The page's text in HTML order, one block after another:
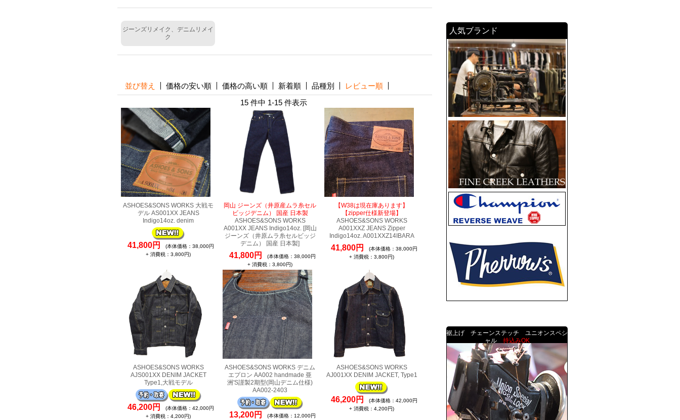
ジーンズリメイク、デニムリメイ
ク
並び替え 価格の安い順 価格の高い順 新着順 品種別
レビュー順
15 件中 1-15 件表示
ASHOES&SONS WORKS 大戦モ
デル AS001XX JEANS
Indigo14oz. denim
41,800円
(本体価格：38,000円
+ 消費税：3,800円)
岡山 ジーンズ（井原産ムラ糸セル
ビッジデニム） 国産 日本製
ASHOES&SONS WORKS
A001XX JEANS Indigo14oz. [岡山
ジーンズ（井原ムラ糸セルビッジ
デニム） 国産 日本製]
41,800円
(本体価格：38,000円
+ 消費税：3,800円)
【W38は現在庫あります】
【zipper仕様新登場】
ASHOES&SONS WORKS
A001XXZ JEANS Zipper
Indigo14oz. A001XXZ14IBARA
41,800円
(本体価格：38,000円
+ 消費税：3,800円)
ASHOES&SONS WORKS
AJS001XX DENIM JACKET
Type1,大戦モデル
46,200円
(本体価格：42,000円
+ 消費税：4,200円)
ASHOES&SONS WORKS デニム
エプロン AA002 handmade 亜
洲'S謹製2期型(岡山デニム仕様)
AA002-2403
13,200円
(本体価格：12,000円
ASHOES&SONS WORKS
AJ001XX DENIM JACKET, Type1
46,200円
(本体価格：42,000円
+ 消費税：4,200円)
人気ブランド
裾上げ チェーンステッチ ユニオンスペシ
ャル 持込みOK